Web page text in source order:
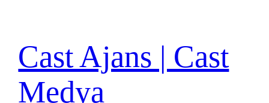
Cast Ajans | Cast
Medya